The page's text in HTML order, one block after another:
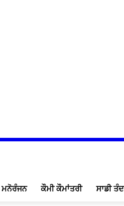
ਮਨੋਰੰਜਨ ਕੌਮੀ ਕੌਮਾਂਤਰੀ ਸਾਡੀ